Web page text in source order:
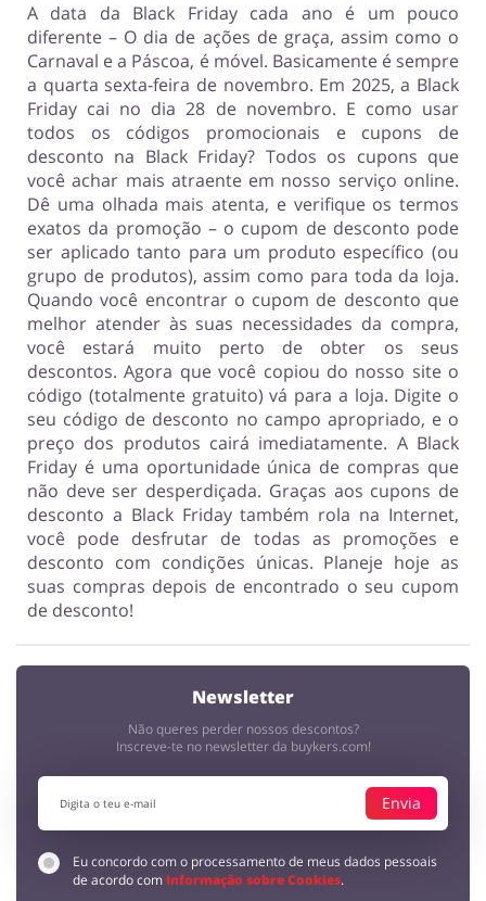
A data da Black Friday cada ano é um pouco
diferente – O dia de ações de graça, assim como o
Carnaval e a Páscoa, é móvel. Basicamente é sempre
a quarta sexta-feira de novembro. Em 2025, a Black
Friday cai no dia 28 de novembro. E como usar
todos os códigos promocionais e cupons de
desconto na Black Friday? Todos os cupons que
você achar mais atraente em nosso serviço online.
Dê uma olhada mais atenta, e verifique os termos
exatos da promoção – o cupom de desconto pode
ser aplicado tanto para um produto específico (ou
grupo de produtos), assim como para toda da loja.
Quando você encontrar o cupom de desconto que
melhor atender às suas necessidades da compra,
você estará muito perto de obter os seus
descontos. Agora que você copiou do nosso site o
código (totalmente gratuito) vá para a loja. Digite o
seu código de desconto no campo apropriado, e o
preço dos produtos cairá imediatamente. A Black
Friday é uma oportunidade única de compras que
não deve ser desperdiçada. Graças aos cupons de
desconto a Black Friday também rola na Internet,
você pode desfrutar de todas as promoções e
desconto com condições únicas. Planeje hoje as
suas compras depois de encontrado o seu cupom
de desconto!
Newsletter
Não queres perder nossos descontos?
Inscreve-te no newsletter da buykers.com!
Envia
Eu concordo com o processamento de meus dados pessoais
de acordo com Informação sobre Cookies.